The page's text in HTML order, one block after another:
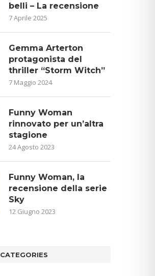
belli – La recensione
7 Aprile 2025
Gemma Arterton
protagonista del
thriller “Storm Witch”
7 Maggio 2024
Funny Woman
rinnovato per un’altra
stagione
24 Agosto 2023
Funny Woman, la
recensione della serie
Sky
12 Giugno 2023
CATEGORIES